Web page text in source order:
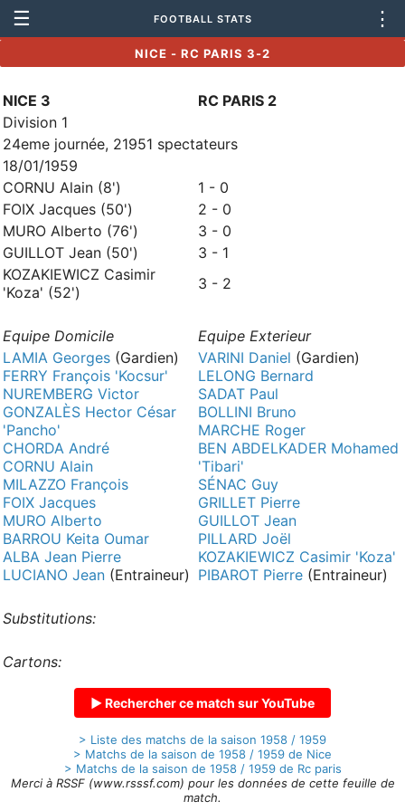
☰ FOOTBALL STATS ⋮
NICE - RC PARIS 3-2
NICE 3
RC PARIS 2
Division 1
24eme journée, 21951 spectateurs
18/01/1959
CORNU Alain (8')
1 - 0
FOIX Jacques (50')
2 - 0
MURO Alberto (76')
3 - 0
GUILLOT Jean (50')
3 - 1
KOZAKIEWICZ Casimir
'Koza' (52')
3 - 2
Equipe Domicile
Equipe Exterieur
LAMIA Georges (Gardien)
FERRY François 'Kocsur'
NUREMBERG Victor
GONZALÈS Hector César
'Pancho'
CHORDA André
CORNU Alain
MILAZZO François
FOIX Jacques
MURO Alberto
BARROU Keita Oumar
ALBA Jean Pierre
LUCIANO Jean (Entraineur)
VARINI Daniel (Gardien)
LELONG Bernard
SADAT Paul
BOLLINI Bruno
MARCHE Roger
BEN ABDELKADER Mohamed
'Tibari'
SÉNAC Guy
GRILLET Pierre
GUILLOT Jean
PILLARD Joël
KOZAKIEWICZ Casimir 'Koza'
PIBAROT Pierre (Entraineur)
Substitutions:
Cartons:
▶ Rechercher ce match sur YouTube
> Liste des matchs de la saison 1958 / 1959
> Matchs de la saison de 1958 / 1959 de Nice
> Matchs de la saison de 1958 / 1959 de Rc paris
Merci à RSSF (www.rsssf.com) pour les données de cette feuille de
match.